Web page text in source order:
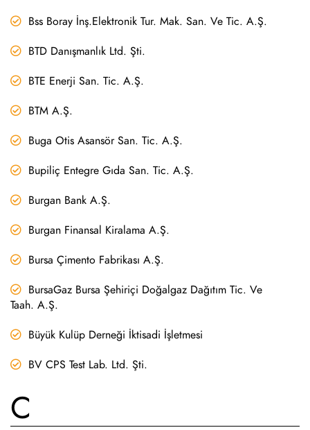
Bss Boray İnş.Elektronik Tur. Mak. San. Ve Tic. A.Ş.
BTD Danışmanlık Ltd. Şti.
BTE Enerji San. Tic. A.Ş.
BTM A.Ş.
Buga Otis Asansör San. Tic. A.Ş.
Bupiliç Entegre Gıda San. Tic. A.Ş.
Burgan Bank A.Ş.
Burgan Finansal Kiralama A.Ş.
Bursa Çimento Fabrikası A.Ş.
BursaGaz Bursa Şehiriçi Doğalgaz Dağıtım Tic. Ve
Taah. A.Ş.
Büyük Kulüp Derneği İktisadi İşletmesi
BV CPS Test Lab. Ltd. Şti.
C